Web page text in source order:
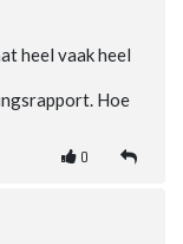
heel vaak heel
Hoe
0